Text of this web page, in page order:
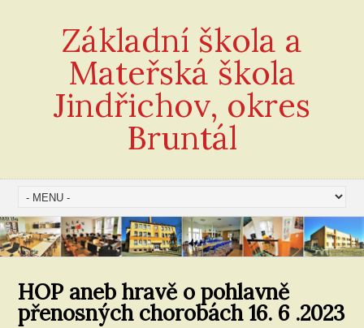
Základní škola a
Mateřská škola
Jindřichov, okres
Bruntál
HOP aneb hravě o pohlavně
přenosných chorobách 16. 6 .2023